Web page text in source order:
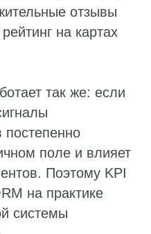
отзывы
на картах
так же: если
постепенно
поле и влияет
Поэтому KPI
на практике
системы